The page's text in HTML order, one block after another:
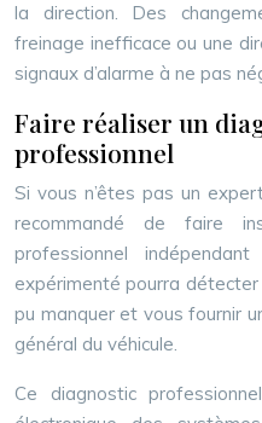
la direction. Des
freinage inefficace ou une
signaux d’alarme à ne pas
Faire réaliser un
professionnel
Si vous n’êtes pas un
recommandé de faire
professionnel
expérimenté pourra
pu manquer et vous fournir
général du véhicule.
Ce diagnostic